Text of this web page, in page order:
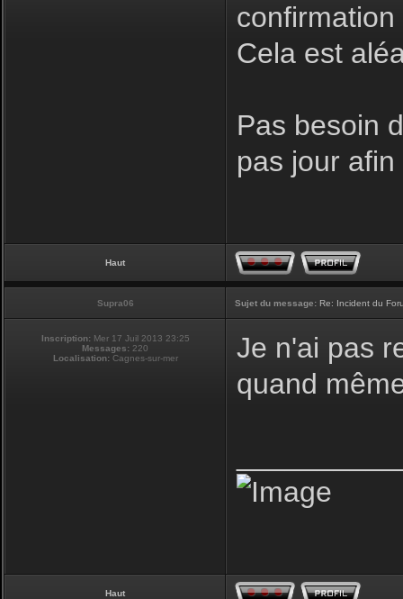
Cela est
Pas besoin
pas jour
Haut
Supra06 Sujet du message: Re: Incident du
Inscription: Mer 17 Juil 2013 23:25
Messages: 220
Localisation:Cagnes-sur-mer
Je n'ai pas
quand
Haut